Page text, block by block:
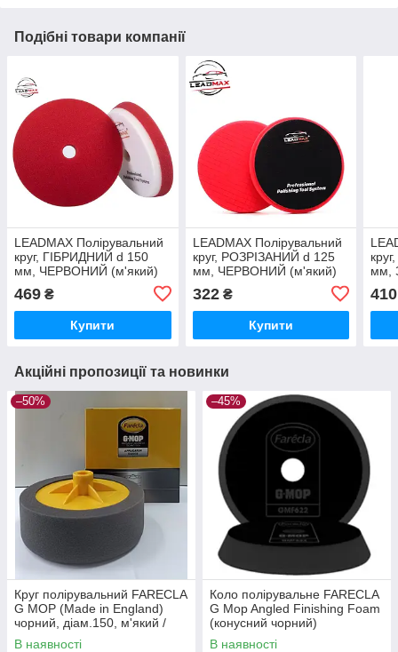
Подібні товари компанії
LEADMAX Полірувальний
круг, ГІБРИДНИЙ d 150
мм, ЧЕРВОНИЙ (м'який)
469 ₴
Купити
LEADMAX Полірувальний
круг, РОЗРІЗАНИЙ d 125
мм, ЧЕРВОНИЙ (м'який)
322₴
Купити
мм,
410
Акційні пропозиції та новинки
–50%
Круг полірувальний FARECLA
G MOP (Made in England)
чорний, діам.150, м'який /
М14
В наявності
–45%
Коло полірувальне FARECLA
G Mop Angled Finishing Foam
(конусний чорний)
В наявності